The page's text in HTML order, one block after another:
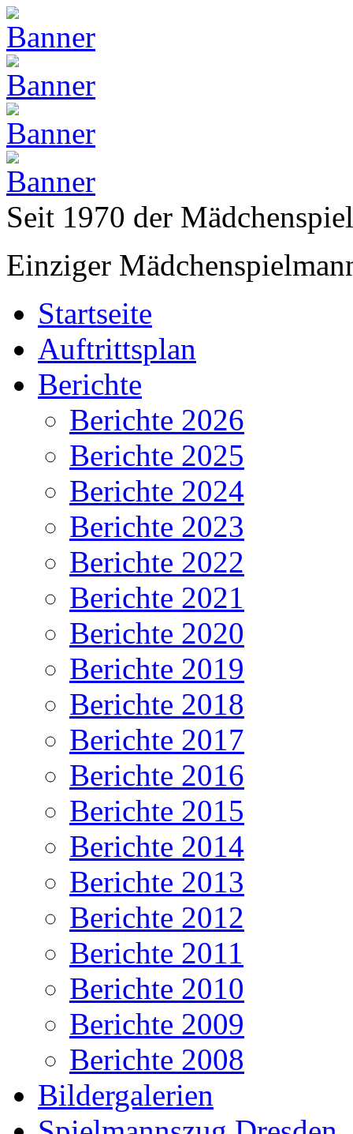
Seit 1970 der
Einziger
Startseite
Auftrittsplan
Berichte
Berichte 2026
Berichte 2025
Berichte 2024
Berichte 2023
Berichte 2022
Berichte 2021
Berichte 2020
Berichte 2019
Berichte 2018
Berichte 2017
Berichte 2016
Berichte 2015
Berichte 2014
Berichte 2013
Berichte 2012
Berichte 2011
Berichte 2010
Berichte 2009
Berichte 2008
Bildergalerien